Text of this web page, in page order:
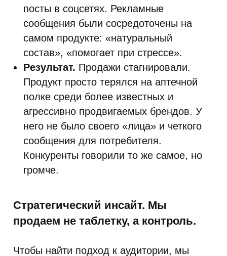
посты в соцсетях. Рекламные
сообщения были сосредоточены на
самом продукте: «натуральный
состав», «помогает при стрессе».
Результат. Продажи стагнировали.
Продукт просто терялся на аптечной
полке среди более известных и
агрессивно продвигаемых брендов. У
него не было своего «лица» и четкого
сообщения для потребителя.
Конкуренты говорили то же самое, но
громче.
Стратегический инсайт. Мы
продаем не таблетку, а контроль.
Чтобы найти подход к аудитории, мы